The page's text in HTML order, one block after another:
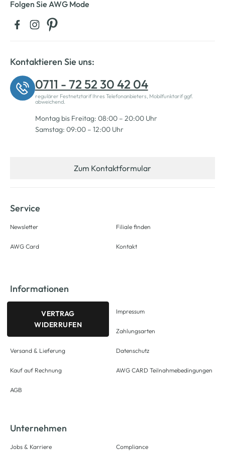
Folgen Sie AWG Mode
Kontaktieren Sie uns:
0711 - 72 52 30 42 04
regulärer Festnetztarif Ihres Telefonanbieters, Mobilfunktarif ggf.
abweichend.
Montag bis Freitag: 08:00 – 20:00 Uhr
Samstag: 09:00 – 12:00 Uhr
Zum Kontaktformular
Service
Newsletter
AWG Card
Filiale finden
Kontakt
Informationen
VERTRAG
WIDERRUFEN
Versand & Lieferung
Kauf auf Rechnung
AGB
Impressum
Zahlungsarten
Datenschutz
AWG CARD Teilnahmebedingungen
Unternehmen
Jobs & Karriere Compliance